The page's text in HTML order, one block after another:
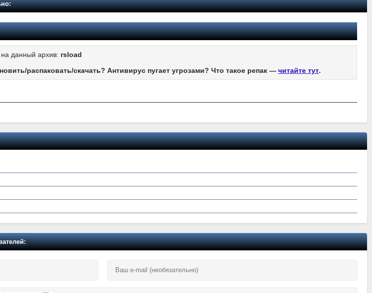
данный архив: rsload
распаковать/скачать? Антивирус пугает угрозами? Что такое репак — читайте тут.